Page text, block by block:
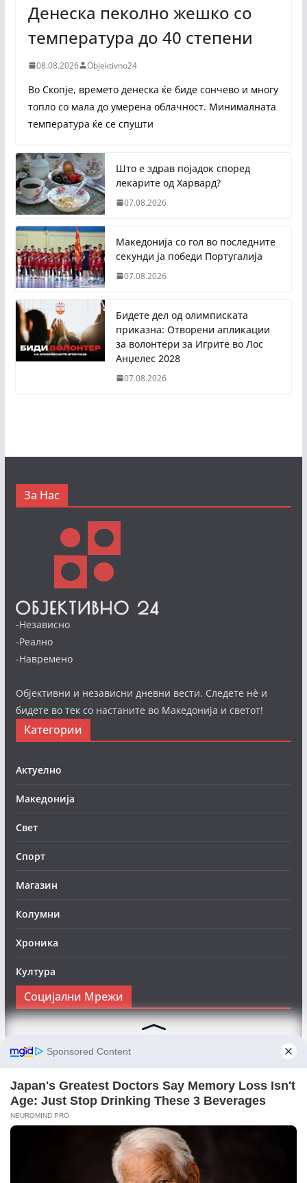
Денеска пеколно жешко со
температура до 40 степени
08.08.2026 Objektivno24
Во Скопје, времето денеска ќе биде сончево и многу
топло со мала до умерена облачност. Минималната
температура ќе се спушти
Што е здрав појадок според
лекарите од Харвард?
07.08.2026
Македонија со гол во последните
секунди ја победи Португалија
07.08.2026
Бидете дел од олимписката
приказна: Отворени апликации
за волонтери за Игрите во Лос
Анџелес 2028
07.08.2026
За Нас
-Независно
-Реално
-Навремено
Објективни и независни дневни вести. Следете нè и
бидете во тек со настаните во Македонија и светот!
Категории
Актуелно
Македонија
Свет
Спорт
Магазин
Колумни
Хроника
Култура
Социјални Мрежи
Следете нè на Фејсбук за да сте во тек со најновите